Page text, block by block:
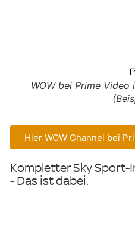
WOW bei Prime
Hier WOW Channel bei
Kompletter Sky Sport-
- Das ist dabei.